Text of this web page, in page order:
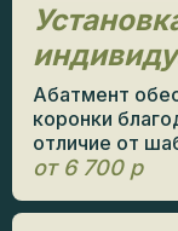
Абатмент
коронки
отличие от
от 6 700 р